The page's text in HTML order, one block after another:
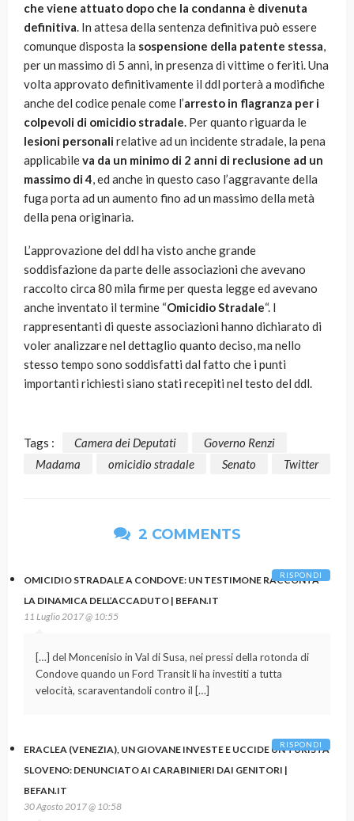
che viene attuato dopo che la condanna è divenuta
definitiva. In attesa della sentenza definitiva può essere
comunque disposta la sospensione della patente stessa,
per un massimo di 5 anni, in presenza di vittime o feriti. Una
volta approvato definitivamente il ddl porterà a modifiche
anche del codice penale come l’arresto in flagranza per i
colpevoli di omicidio stradale. Per quanto riguarda le
lesioni personalirelative ad un incidente stradale, la pena
applicabileva da un minimo di 2 anni di reclusione ad un
massimo di 4, ed anche in questo caso l’aggravante della
fuga porta ad un aumento fino ad un massimo della metà
della pena originaria.
L’approvazione del ddl ha visto anche grande
soddisfazione da parte delle associazioni che avevano
raccolto circa 80 mila firme per questa legge ed avevano
anche inventato il termine “Omicidio Stradale“. I
rappresentanti di queste associazioni hanno dichiarato di
voler analizzare nel dettaglio quanto deciso, ma nello
stesso tempo sono soddisfatti dal fatto che i punti
importanti richiesti siano stati recepiti nel testo del ddl.
Tags : Camera dei Deputati
Governo Renzi
Madama
omicidio stradale Senato Twitter
2 COMMENTS
OMICIDIO STRADALE A CONDOVE: UN TESTIMONE RACCONTA
LA DINAMICA DELL’ACCADUTO | BEFAN.IT
11 Luglio 2017 @ 10:55
[…] del Moncenisio in Val di Susa, nei pressi della rotonda di
Condove quando un Ford Transit li ha investiti a tutta
velocità, scaraventandoli contro il […]
RISPONDI
ERACLEA (VENEZIA), UN GIOVANE INVESTE E UCCIDE UN TURISTA
SLOVENO: DENUNCIATO AI CARABINIERI DAI GENITORI |
BEFAN.IT
30 Agosto 2017 @ 10:58
RISPONDI